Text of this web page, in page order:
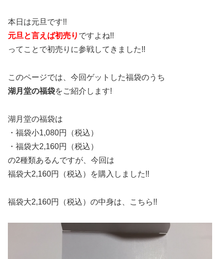
本日は元旦です!!
元旦と言えば初売り ですよね!!
ってことで初売りに参戦してきました!!
このページでは、今回ゲットした福袋のうち
湖月堂の福袋をご紹介します!
湖月堂の福袋は
・福袋小1,080円（税込）
・福袋大2,160円（税込）
の2種類あるんですが、今回は
福袋大2,160円（税込）を購入しました!!
福袋大2,160円（税込）の中身は、こちら!!